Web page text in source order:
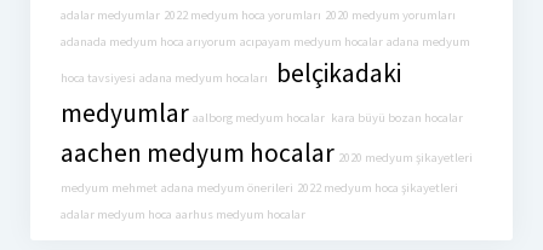
adalar medyumlar 2022 medyum hoca yorumları 2020 medyum yorumları
adanada medyum hoca arıyorum acıpayam medyum hocalar adana medyum
hoca tavsiyesi adana medyum hocaları
belçikadaki
medyumlar aalborg medyum hocalar kara büyü bozan hocalar
aachen medyum hocalar 2020 medyum şikayetleri
medyum mehmet adana medyum önerileri 2022 medyum hoca şikayetleri
adalar medyum hoca aarhus medyum hocalar